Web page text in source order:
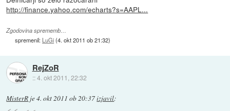
http://finance.yahoo.com/echarts?s=AAPL...
Zgodovina sprememb…
spremenil: LuGi(4. okt 2011 ob 21:32)
RejZoR
::4. okt 2011, 22:32
MisterR je4. okt 2011 ob 20:37izjavil: